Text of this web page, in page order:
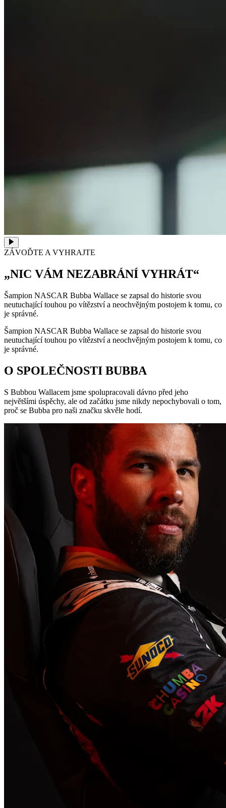
ZÁVOĎTE A VYHRAJTE
„NIC VÁM NEZABRÁNÍ VYHRÁT“
Šampion NASCAR Bubba Wallace se zapsal do historie svou
neutuchající touhou po vítězství a neochvějným postojem k tomu, co
je správné.
Šampion NASCAR Bubba Wallace se zapsal do historie svou
neutuchající touhou po vítězství a neochvějným postojem k tomu, co
je správné.
O SPOLEČNOSTI BUBBA
S Bubbou Wallacem jsme spolupracovali dávno před jeho
největšími úspěchy, ale od začátku jsme nikdy nepochybovali o tom,
proč se Bubba pro naši značku skvěle hodí.